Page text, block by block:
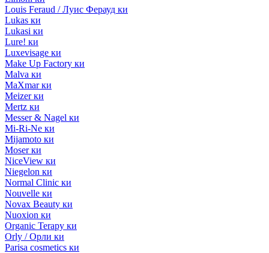
Louis Feraud / Луис Ферауд ки
Lukas ки
Lukasi ки
Lure! ки
Luxevisage ки
Make Up Factory ки
Malva ки
MaXmar ки
Meizer ки
Mertz ки
Messer & Nagel ки
Mi-Ri-Ne ки
Mijamoto ки
Moser ки
NiceView ки
Niegelon ки
Normal Clinic ки
Nouvelle ки
Novax Beauty ки
Nuoxion ки
Organic Terapy ки
Orly / Орли ки
Parisa cosmetics ки